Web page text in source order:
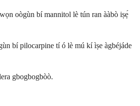
oògùn bí mannitol lè tún ran ààbò iṣẹ́
bí pilocarpine tí ó lè mú kí ìṣe àgbéjáde
gbogbogbòò.